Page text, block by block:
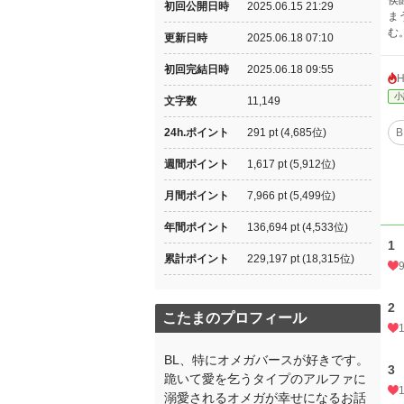
ま
む
1
2
3
初回公開日時 2025.06.15 21:29
更新日時 2025.06.18 07:10
初回完結日時 2025.06.18 09:55
文字数 11,149
24h.ポイント 291 pt (4,685位)
週間ポイント 1,617 pt (5,912位)
月間ポイント 7,966 pt (5,499位)
年間ポイント 136,694 pt (4,533位)
累計ポイント 229,197 pt (18,315位)
こたまのプロフィール
BL、特にオメガバースが好きです。
跪いて愛を乞うタイプのアルファに
溺愛されるオメガが幸せになるお話